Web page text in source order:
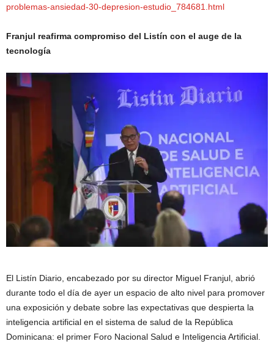
problemas-ansiedad-30-depresion-estudio_784681.html
Franjul reafirma compromiso del Listín con el auge de la
tecnología
El Listín Diario, encabezado por su director Miguel Franjul, abrió
durante todo el día de ayer un espacio de alto nivel para promover
una exposición y debate sobre las expectativas que despierta la
inteligencia artificial en el sistema de salud de la República
Dominicana: el primer Foro Nacional Salud e Inteligencia Artificial.